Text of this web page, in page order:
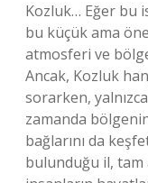
Kozluk… Eğer bu
bu küçük ama
atmosferi ve
Ancak, Kozluk
sorarken,
zamanda
bağlarını da
bulunduğu il, tam